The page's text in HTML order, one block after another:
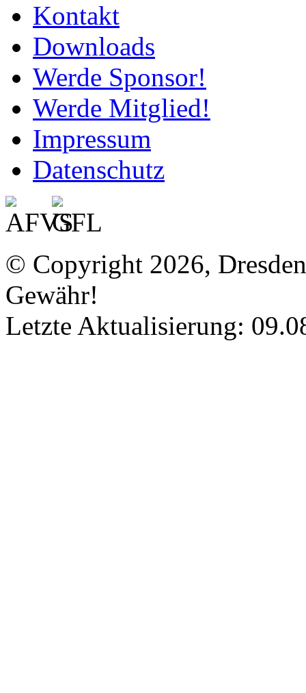
Kontakt
Downloads
Werde Sponsor!
Werde Mitglied!
Impressum
Datenschutz
© Copyright 2026,
Gewähr!
Letzte Aktualisierung: